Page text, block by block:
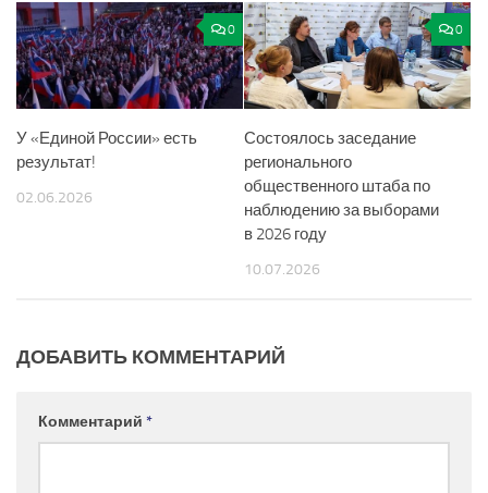
0
У «Единой России» есть
результат!
02.06.2026
0
Состоялось заседание
регионального
общественного штаба по
наблюдению за выборами
в 2026 году
10.07.2026
ДОБАВИТЬ КОММЕНТАРИЙ
Комментарий *